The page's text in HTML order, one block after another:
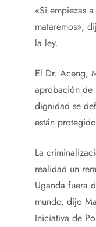
«Si empiezas
mataremos»,
la ley.
El Dr. Aceng,
aprobación de
dignidad se
están
La
realidad un
Uganda fuera
mundo, dijo
Iniciativa de